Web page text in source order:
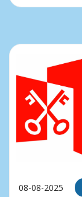
08-08-2025